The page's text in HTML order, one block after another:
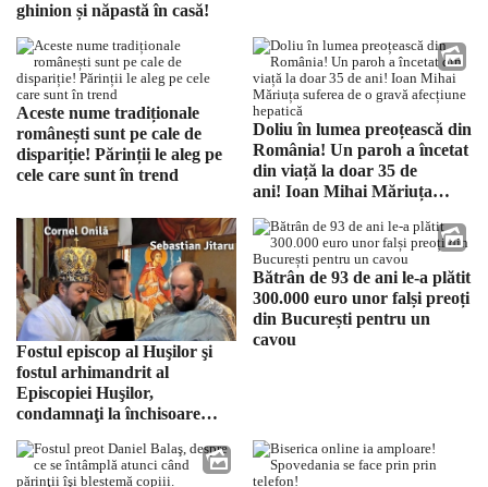
ghinion și năpastă în casă!
Aceste nume tradiționale
românești sunt pe cale de
dispariție! Părinții le aleg pe
cele care sunt în trend
Doliu în lumea preoțească din
România! Un paroh a încetat
din viață la doar 35 de
ani! Ioan Mihai Măriuța
hepatică
Fostul episcop al Huşilor şi
fostul arhimandrit al
Episcopiei Huşilor,
condamnaţi la închisoare
doi erau elevi ai seminarului
teologic
Bătrân de 93 de ani le-a plătit
300.000 euro unor falși preoți
din București pentru un
cavou